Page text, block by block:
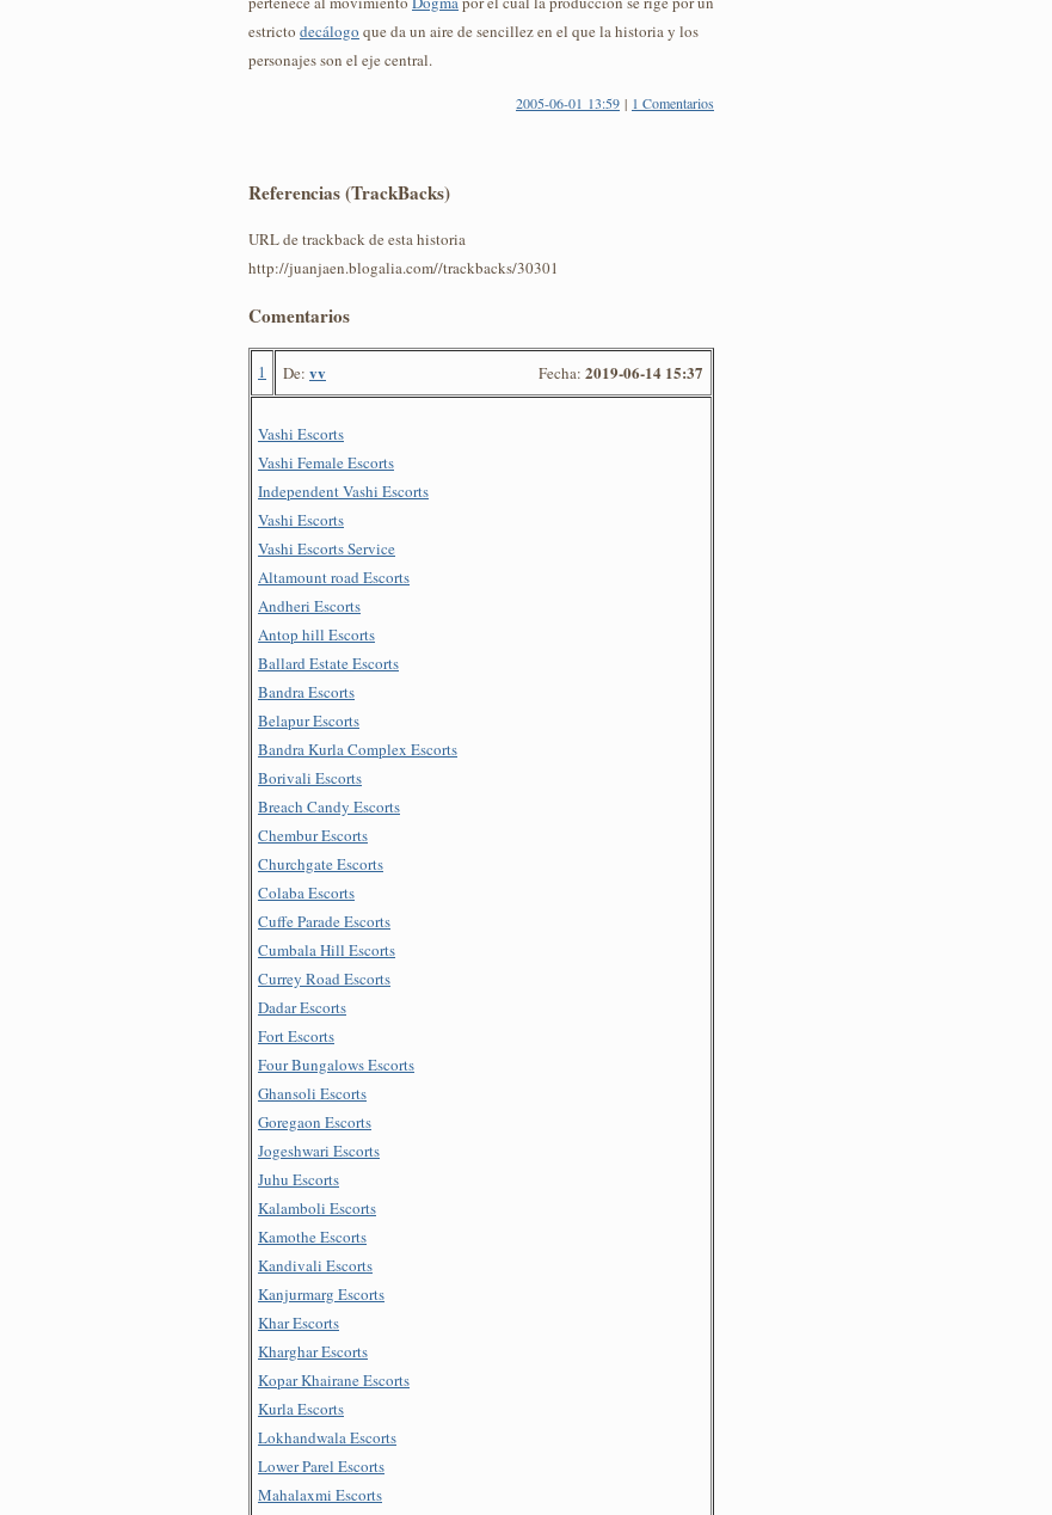
estricto decálogo que da un aire de sencillez en el que la historia y los
personajes son el eje central.
2005-06-01 13:59 | 1 Comentarios
Referencias (TrackBacks)
URL de trackback de esta historia
http://juanjaen.blogalia.com//trackbacks/30301
Comentarios
1 De: vv Fecha: 2019-06-14 15:37
Vashi Escorts
Vashi Female Escorts
Independent Vashi Escorts
Vashi Escorts
Vashi Escorts Service
Altamount road Escorts
Andheri Escorts
Antop hill Escorts
Ballard Estate Escorts
Bandra Escorts
Belapur Escorts
Bandra Kurla Complex Escorts
Borivali Escorts
Breach Candy Escorts
Chembur Escorts
Churchgate Escorts
Colaba Escorts
Cuffe Parade Escorts
Cumbala Hill Escorts
Currey Road Escorts
Dadar Escorts
Fort Escorts
Four Bungalows Escorts
Ghansoli Escorts
Goregaon Escorts
Jogeshwari Escorts
Juhu Escorts
Kalamboli Escorts
Kamothe Escorts
Kandivali Escorts
Kanjurmarg Escorts
Khar Escorts
Kharghar Escorts
Kopar Khairane Escorts
Kurla Escorts
Lokhandwala Escorts
Lower Parel Escorts
Mahalaxmi Escorts